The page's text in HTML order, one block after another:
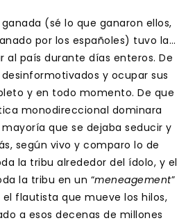
(sé lo que ganaron ellos,
por los españoles) tuvo la…
al país durante días enteros. De
y ocupar sus
y en todo momento. De que
monodireccional dominara
que se dejaba seducir y
según vivo y comparo lo de
la tribu alrededor del ídolo, y el
la tribu en un “meneagement”
flautista que mueve los hilos,
a esos decenas de millones